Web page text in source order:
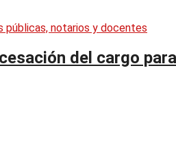
del cargo